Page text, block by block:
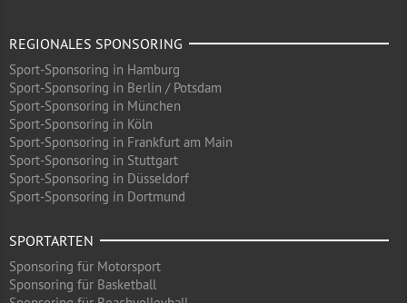
REGIONALES SPONSORING
Sport-Sponsoring in Hamburg
Sport-Sponsoring in Berlin / Potsdam
Sport-Sponsoring in München
Sport-Sponsoring in Köln
Sport-Sponsoring in Frankfurt am Main
Sport-Sponsoring in Stuttgart
Sport-Sponsoring in Düsseldorf
Sport-Sponsoring in Dortmund
SPORTARTEN
Sponsoring für Motorsport
Sponsoring für Basketball